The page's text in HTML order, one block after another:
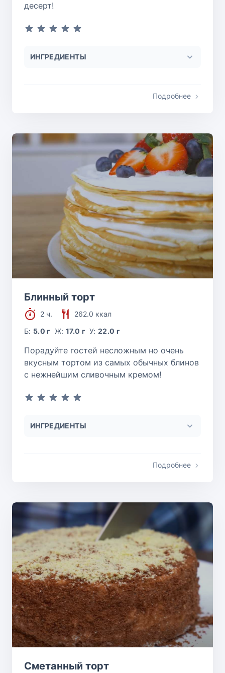
десерт!
ИНГРЕДИЕНТЫ
Подробнее
Блинный торт
2 ч.
262.0 ккал
Б: 5.0 г Ж: 17.0 г У:22.0 г
Порадуйте гостей несложным но очень
вкусным тортом из самых обычных блинов
с нежнейшим сливочным кремом!
ИНГРЕДИЕНТЫ
Подробнее
Сметанный торт